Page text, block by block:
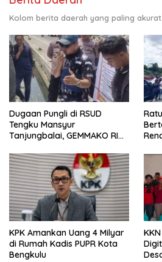
Kolom berita daerah yang paling
Dugaan Pungli di RSUD
Tengku Mansyur
Tanjungbalai, GEMMAKO RI
Tuntas
KPK Amankan Uang 4 Milyar
di Rumah Kadis PUPR Kota
Bengkulu